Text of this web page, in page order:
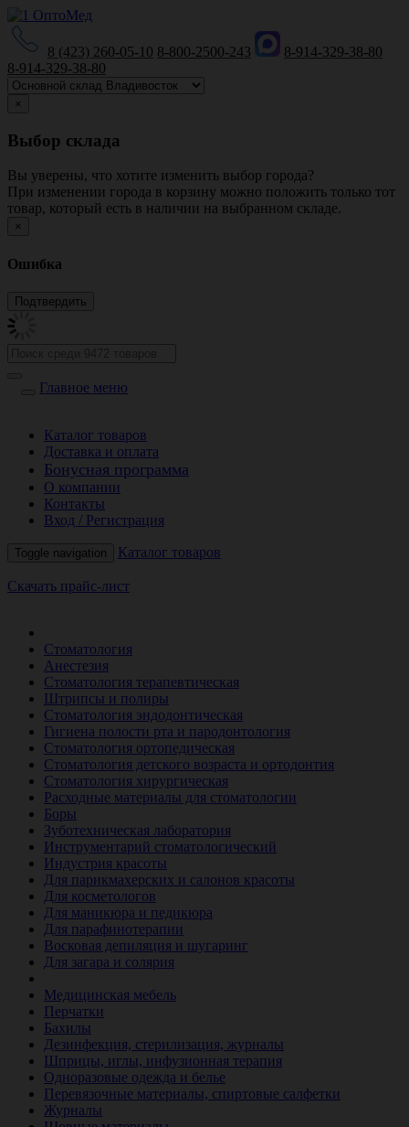
8 (423) 260-05-10 8-800-2500-243
8-914-329-38-80
8-914-329-38-80
×
Выбор склада
Вы уверены, что хотите изменить выбор города?
При изменении города в корзину можно положить только тот
товар, который есть в наличии на выбранном складе.
×
Ошибка
Главное меню
Каталог товаров
Доставка и оплата
Бонусная программа
О компании
Контакты
Вход / Регистрация
Toggle navigation Каталог товаров
Скачать прайс-лист
Стоматология
Анестезия
Стоматология терапевтическая
Штрипсы и полиры
Стоматология эндодонтическая
Гигиена полости рта и пародонтология
Стоматология ортопедическая
Стоматология детского возраста и ортодонтия
Стоматология хирургическая
Расходные материалы для стоматологии
Боры
Зуботехническая лаборатория
Инструментарий стоматологический
Индустрия красоты
Для парикмахерских и салонов красоты
Для косметологов
Для маникюра и педикюра
Для парафинотерапии
Восковая депиляция и шугаринг
Для загара и солярия
Медицинская мебель
Перчатки
Бахилы
Дезинфекция, стерилизация, журналы
Шприцы, иглы, инфузионная терапия
Одноразовые одежда и белье
Перевязочные материалы, спиртовые салфетки
Журналы